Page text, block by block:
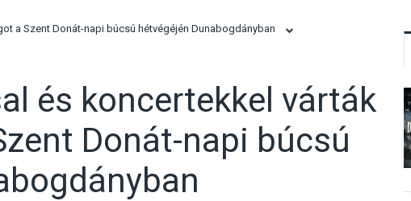
a Szent Donát-napi búcsú hétvégéjén Dunabogdányban
és koncertekkel várták
Donát-napi búcsú